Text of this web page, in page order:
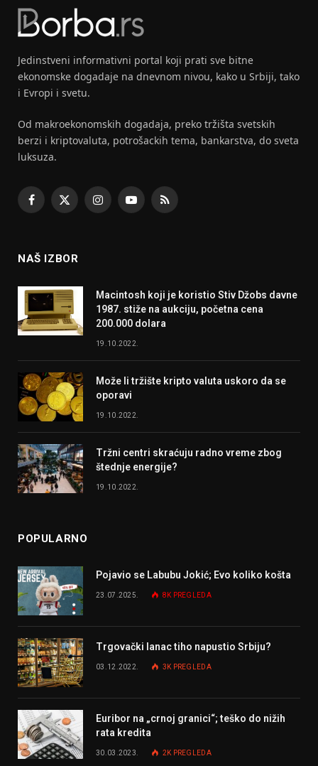
Jedinstveni informativni portal koji prati sve bitne
ekonomske dogadaje na dnevnom nivou, kako u Srbiji, tako
i Evropi i svetu.
Od makroekonomskih dogadaja, preko tržišta svetskih
berzi i kriptovaluta, potrošackih tema, bankarstva, do sveta
luksuza.
Facebook
X
InstagramYouTubeRSS
NAŠ IZBOR
Macintosh koji je koristio Stiv Džobs davne
1987. stiže na aukciju, početna cena
200.000 dolara
19.10.2022.
Može li tržište kripto valuta uskoro da se
oporavi
19.10.2022.
Tržni centri skraćuju radno vreme zbog
štednje energije?
19.10.2022.
POPULARNO
Pojavio se Labubu Jokić; Evo koliko košta
23.07.2025. 8K PREGLEDA
Trgovački lanac tiho napustio Srbiju?
03.12.2022. 3K PREGLEDA
Euribor na „crnoj granici“; teško do nižih
rata kredita
30.03.2023. 2K PREGLEDA